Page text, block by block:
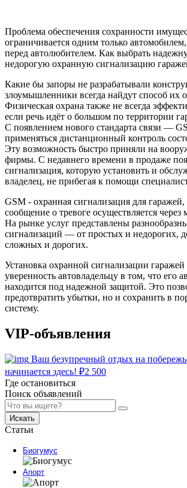
Проблема обеспечения сохранности
ограничивается одним только автомобилем,
перед автолюбителем. Как выбрать
недорогую охранную сигнализацию
Какие бы запоры не разрабатывали
злоумышленники всегда найдут способ их
Физическая охрана также не всегда
если речь идёт о большом по территории
С появлением нового стандарта связи —
применяться дистанционный контроль
Эту возможность быстро приняли на
фирмы. С недавнего времени в продаже
сигнализация, которую установить и
владелец, не прибегая к помощи
GSM - охранная сигнализация для гаражей,
сообщение о тревоге осуществляется через
На рынке услуг представлены
сигнализаций — от простых и недорогих,
сложных и дорогих.
Установка охранной сигнализации гаражей
уверенность автовладельцу в том, что его
находится под надежной защитой. Это
предотвратить убытки, но и сохранить в
систему.
VIP-объявления
Ваш безупречный отдых на
начинается здесь! ₽2 500
Где остановиться
Поиск объявлений
Искать
Статьи
Биогумус
Апорт